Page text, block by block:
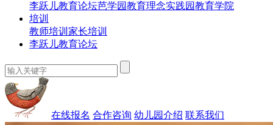
李跃儿教育论坛芭学园教育理念实践园教育学院
培训
教师培训 家长培训
李跃儿教育论坛
在线报名 合作咨询 幼儿园介绍 联系我们